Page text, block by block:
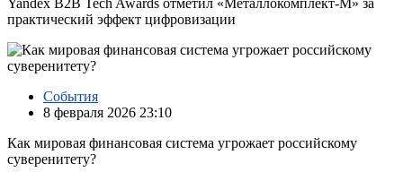
Yandex B2B Tech Awards отметил «Металлокомплект-М» за
практический эффект цифровизации
События
8 февраля 2026 23:10
Как мировая финансовая система угрожает российскому
суверенитету?